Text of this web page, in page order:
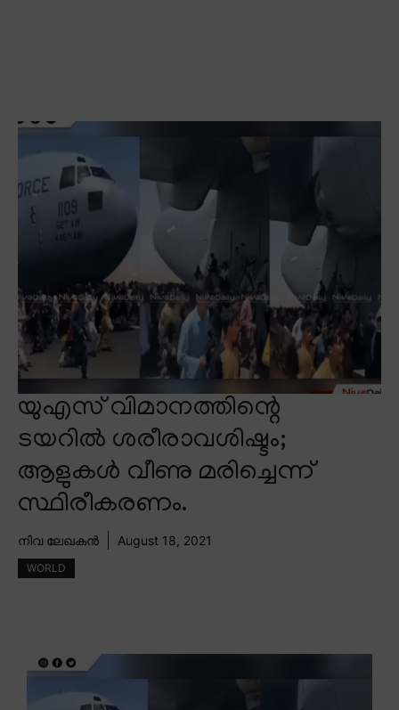
യുഎസ് വിമാനത്തിന്റെ
ടയറിൽ ശരീരാവശിഷ്ടം;
ആളുകൾ വീണു മരിച്ചെന്ന്
സ്ഥിരീകരണം.
നിവ ലേഖകൻ August 18, 2021
WORLD